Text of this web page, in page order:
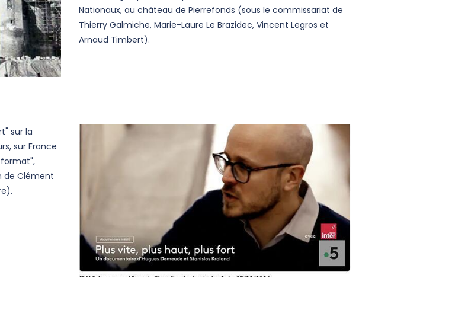
Nationaux, au château de Pierrefonds (sous le commissariat de
Thierry Galmiche, Marie-Laure Le Brazidec, Vincent Legros et
Arnaud Timbert).
sur la
sur France
format",
de Clément